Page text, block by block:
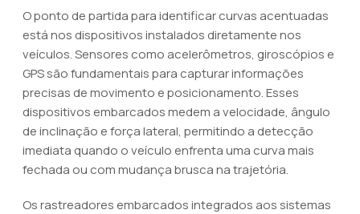
O ponto de partida para identificar curvas acentuadas
está nos dispositivos instalados diretamente nos
veículos. Sensores como acelerômetros, giroscópios e
GPS são fundamentais para capturar informações
precisas de movimento e posicionamento. Esses
dispositivos embarcados medem a velocidade, ângulo
de inclinação e força lateral, permitindo a detecção
imediata quando o veículo enfrenta uma curva mais
fechada ou com mudança brusca na trajetória.
Os rastreadores embarcados integrados aos sistemas